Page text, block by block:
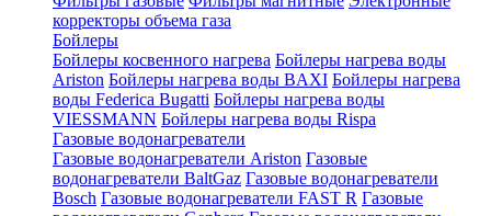
корректоры объема газа
Бойлеры
Бойлеры косвенного нагрева Бойлеры нагрева воды
Ariston Бойлеры нагрева воды BAXI Бойлеры нагрева
воды Federica Bugatti Бойлеры нагрева воды
VIESSMANN Бойлеры нагрева воды Rispa
Газовые водонагреватели
Газовые водонагреватели Ariston Газовые
водонагреватели BaltGaz Газовые водонагреватели
Bosch Газовые водонагреватели FAST R Газовые